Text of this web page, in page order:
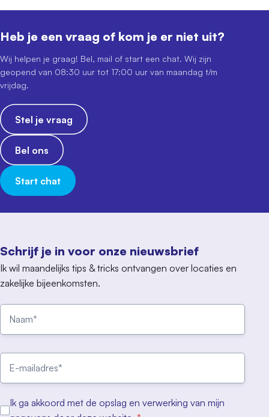
Schrijf je in voor onze nieuwsbrief
Ik wil maandelijks tips & tricks ontvangen over locaties en
zakelijke bijeenkomsten.
Ik ga akkoord met de opslag en verwerking van mijn
Heb je een vraag of kom je er niet uit?
Wij helpen je graag! Bel, mail of start een chat. Wij zijn
geopend van 08:30 uur tot 17:00 uur van maandag t/m
vrijdag.
Stel je vraag
Bel ons
Start chat